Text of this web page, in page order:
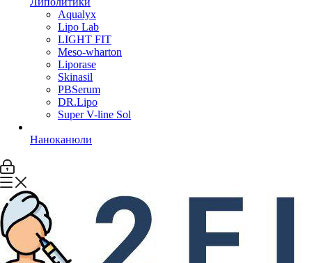
Aqualyx
Lipo Lab
LIGHT FIT
Meso-wharton
Liporase
Skinasil
PBSerum
DR.Lipo
Super V-line Sol
Наноканюли